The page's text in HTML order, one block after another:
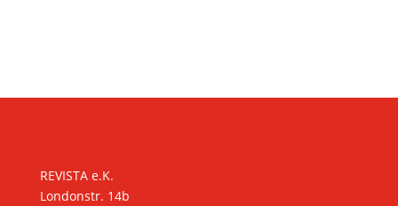
REVISTA e.K.
Londonstr. 14b